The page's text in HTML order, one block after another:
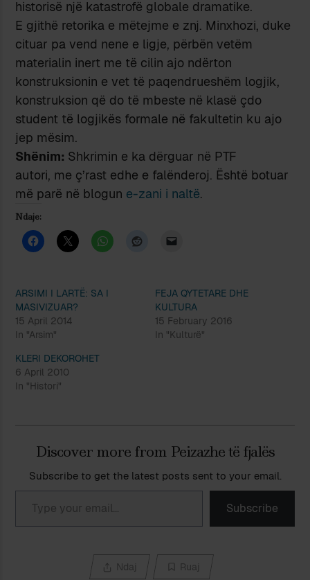
historisë një katastrofë globale dramatike.
E gjithë retorika e mëtejme e znj. Minxhozi, duke
cituar pa vend nene e ligje, përbën vetëm
materialin inert me të cilin ajo ndërton
konstruksionin e vet të paqendrueshëm logjik,
konstruksion që do të mbeste në klasë çdo
student të logjikës formale në fakultetin ku ajo
jep mësim.
Shënim: Shkrimin e ka dërguar në PTF
autori, me ç’rast edhe e falënderoj. Është botuar
më parë në blogun e-zani i naltë.
Ndaje:
ARSIMI I LARTË: SA I
MASIVIZUAR?
15 April 2014
In "Arsim"
FEJA QYTETARE DHE
KULTURA
15 February 2016
In "Kulturë"
KLERI DEKOROHET
6 April 2010
In "Histori"
Discover more from Peizazhe të fjalës
Subscribe to get the latest posts sent to your email.
Type your email…
Subscribe
Ndaj Ruaj